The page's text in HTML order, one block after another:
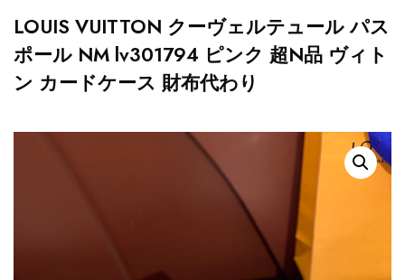
LOUIS VUITTON クーヴェルテュール パス
ポール NM lv301794 ピンク 超N品 ヴィト
ン カードケース 財布代わり